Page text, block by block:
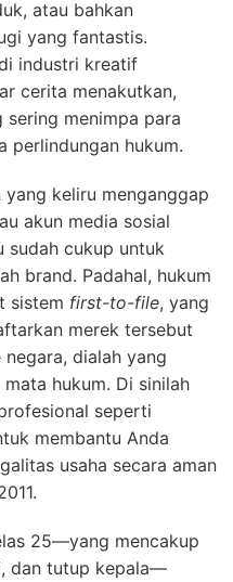
atau bahkan
yang fantastis.
industri kreatif
cerita menakutkan,
menimpa para
perlindungan hukum.
yang keliru menganggap
akun media sosial
sudah cukup untuk
brand. Padahal, hukum
sistem first-to-file, yang
merek tersebut
dialah yang
hukum. Di sinilah
seperti
membantu Anda
usaha secara aman
25—yang mencakup
dan tutup kepala—